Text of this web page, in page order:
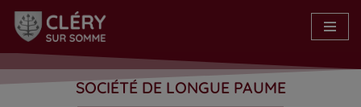
Aller
contenu
SOCIÉTÉ DE LONGUE PAUME